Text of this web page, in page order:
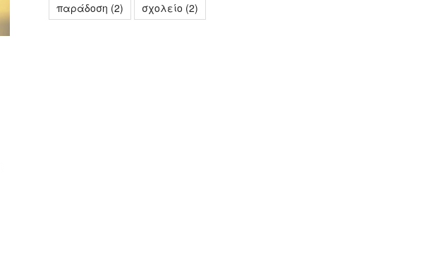
παράδοση (2) σχολείο (2)